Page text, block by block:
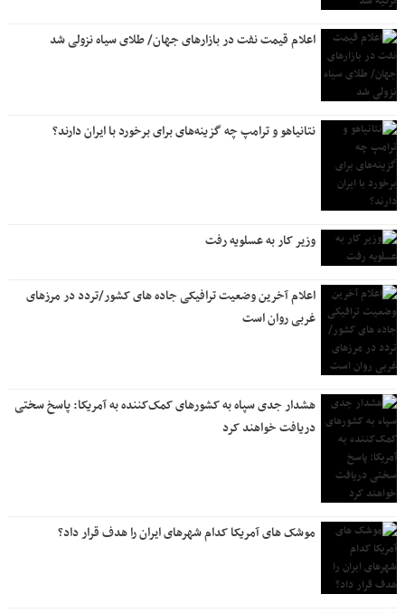
اعلام قیمت نفت در بازارهای جهان/ طلای سیاه نزولی شد
نتانیاهو و ترامپ چه گزینه‌های برای برخورد با ایران دارند؟
وزیر کار به عسلویه رفت
اعلام آخرین وضعیت ترافیکی جاده های کشور/تردد در مرزهای
غربی روان است
هشدار جدی سپاه به کشورهای کمک‌کننده به آمریکا: پاسخ سختی
دریافت خواهند کرد
موشک های آمریکا کدام شهرهای ایران را هدف قرار داد؟